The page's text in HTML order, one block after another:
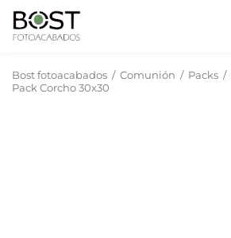
Bost fotoacabados / Comunión / Packs /
Pack Corcho 30x30